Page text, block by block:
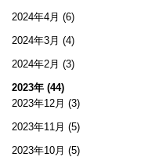
2024年4月 (6)
2024年3月 (4)
2024年2月 (3)
2023年 (44)
2023年12月 (3)
2023年11月 (5)
2023年10月 (5)